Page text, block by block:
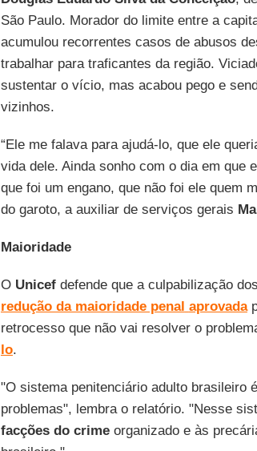
São Paulo. Morador do limite entre a
acumulou recorrentes casos de abusos
trabalhar para traficantes da região.
sustentar o vício, mas acabou pego e
vizinhos.
“Ele me falava para ajudá-lo, que ele
vida dele. Ainda sonho com o dia em que
que foi um engano, que não foi ele quem
do garoto, a auxiliar de serviços gerais
Maioridade
O Unicefdefende que a culpabilização
redução da maioridade penal aprovada
retrocesso que não vai resolver o
lo.
"O sistema penitenciário adulto brasileiro
problemas", lembra o relatório. "Nesse
facções do crimeorganizado e às